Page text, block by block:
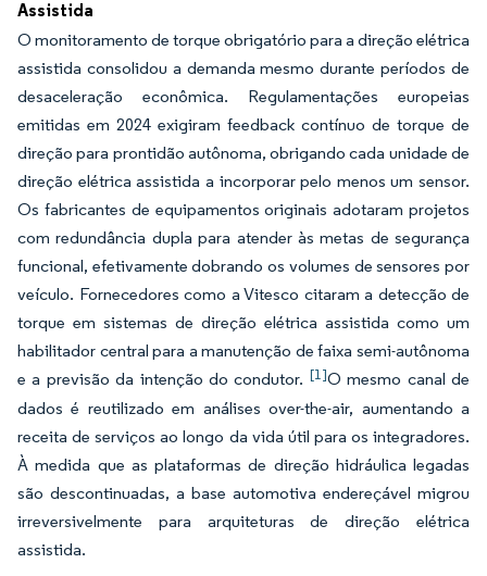
Assistida
O monitoramento de torque obrigatório para a direção elétrica
assistida consolidou a demanda mesmo durante períodos de
desaceleração econômica. Regulamentações europeias
emitidas em 2024 exigiram feedback contínuo de torque de
direção para prontidão autônoma, obrigando cada unidade de
direção elétrica assistida a incorporar pelo menos um sensor.
Os fabricantes de equipamentos originais adotaram projetos
com redundância dupla para atender às metas de segurança
funcional, efetivamente dobrando os volumes de sensores por
veículo. Fornecedores como a Vitesco citaram a detecção de
torque em sistemas de direção elétrica assistida como um
habilitador central para a manutenção de faixa semi-autônoma
e a previsão da intenção do condutor. [1]O mesmo canal de
dados é reutilizado em análises over-the-air, aumentando a
receita de serviços ao longo da vida útil para os integradores.
À medida que as plataformas de direção hidráulica legadas
são descontinuadas, a base automotiva endereçável migrou
irreversivelmente para arquiteturas de direção elétrica
assistida.